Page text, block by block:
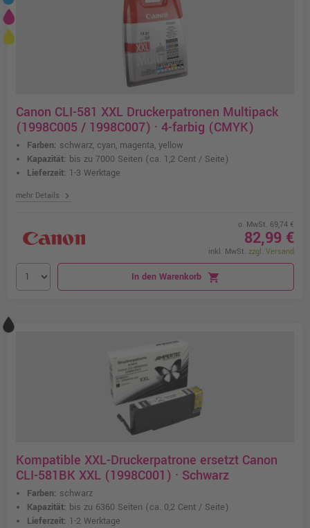
Canon CLI-581 XXL Druckerpatronen Multipack
(1998C005 / 1998C007) · 4-farbig (CMYK)
Farben: schwarz, cyan, magenta, yellow
Kapazität: bis zu 7000 Seiten (ca. 1,2 Cent / Seite)
Lieferzeit: 1-3 Werktage
mehr Details chevron_right
o. MwSt. 69,74 €
82,99 €
inkl. MwSt. zzgl. Versand
In den Warenkorb shopping_cart
Kompatible XXL-Druckerpatrone ersetzt Canon
CLI-581BK XXL (1998C001) · Schwarz
Farben: schwarz
Kapazität: bis zu 6360 Seiten (ca. 0,2 Cent / Seite)
Lieferzeit: 1-2 Werktage